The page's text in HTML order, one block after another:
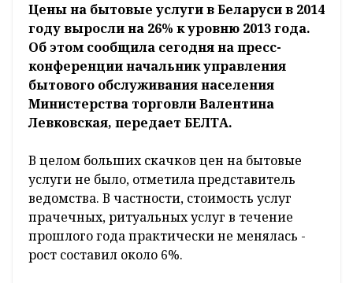
Цены на бытовые услуги в Беларуси в 2014
году выросли на 26% к уровню 2013 года.
Об этом сообщила сегодня на пресс-
конференции начальник управления
бытового обслуживания населения
Министерства торговли Валентина
Левковская, передает БЕЛТА.
В целом больших скачков цен на бытовые
услуги не было, отметила представитель
ведомства. В частности, стоимость услуг
прачечных, ритуальных услуг в течение
прошлого года практически не менялась -
рост составил около 6%.